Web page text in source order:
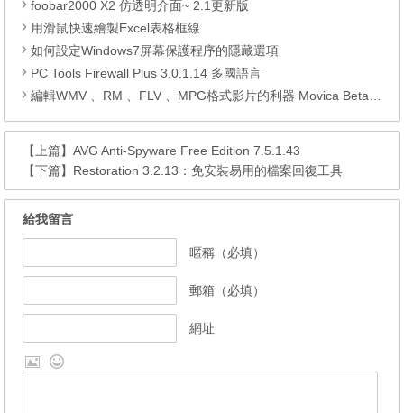
foobar2000 X2 仿透明介面~ 2.1更新版
用滑鼠快速繪製Excel表格框線
如何設定Windows7屏幕保護程序的隱藏選項
PC Tools Firewall Plus 3.0.1.14 多國語言
編輯WMV 、RM 、FLV 、MPG格式影片的利器 Movica Beta 6.6 中文版
【上篇】AVG Anti-Spyware Free Edition 7.5.1.43
【下篇】 Restoration 3.2.13：免安裝易用的檔案回復工具
給我留言
暱稱（必填）
郵箱（必填）
網址